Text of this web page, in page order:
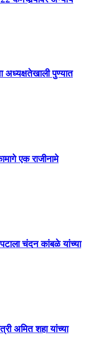
अध्यक्षतेखाली पुण्यात
एक राजीनामे
चंदन कांबळे यांच्या
अमित शहा यांच्या